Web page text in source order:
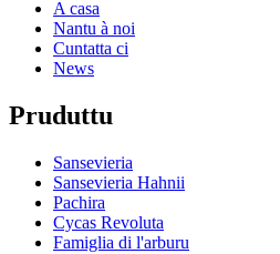
A casa
Nantu à noi
Cuntatta ci
News
Pruduttu
Sansevieria
Sansevieria Hahnii
Pachira
Cycas Revoluta
Famiglia di l'arburu